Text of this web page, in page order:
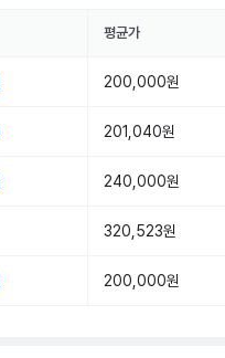
평균가
200,000원
201,040원
240,000원
320,523원
200,000원